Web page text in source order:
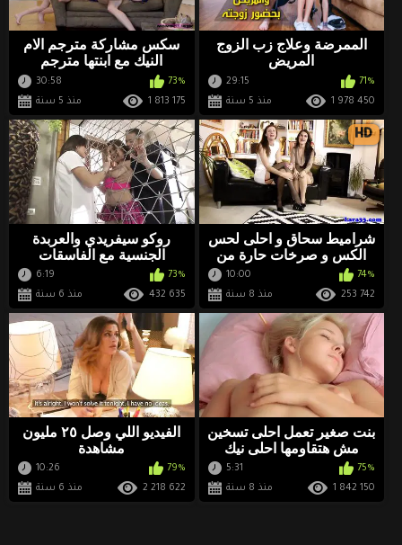
سكس مشاركة مترجم الام
النيك مع ابنتها مترجم
30:58
73%
منذ 5 سنة
1 813 175
الممرضة وعلاج زب الزوج
المريض
29:15
71%
منذ 5 سنة
1 978 450
روكو سيفريدي والعربدة
الجنسية مع الفاسقات
المذهلة عاشقين النيك الخلفى
6:19
73%
منذ 6 سنة
432 635
HD
شراميط سحاق و احلى لحس
الكس و صرخات حارة من
10:00
74%
منذ 8 سنة
253 742
الفيديو اللي وصل ٢٥ مليون
مشاهدة
10:26
79%
منذ 6 سنة
2 218 622
بنت صغير تعمل احلى تسخين
مش هتقاومها احلى نيك
5:31
75%
منذ 8 سنة
1 842 150